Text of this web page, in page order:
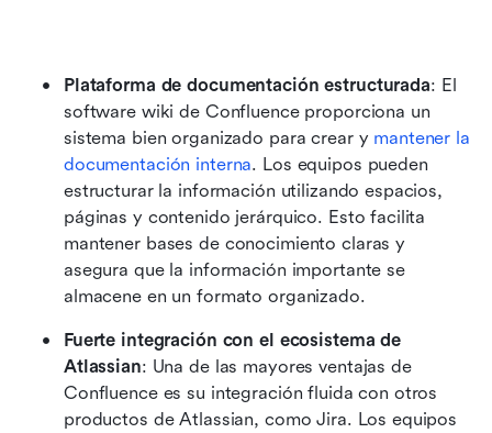
Plataforma de documentación estructurada: El
software wiki de Confluence proporciona un
sistema bien organizado para crear y mantener la
documentación interna. Los equipos pueden
estructurar la información utilizando espacios,
páginas y contenido jerárquico. Esto facilita
mantener bases de conocimiento claras y
asegura que la información importante se
almacene en un formato organizado.
Fuerte integración con el ecosistema de
Atlassian: Una de las mayores ventajas de
Confluence es su integración fluida con otros
productos de Atlassian, como Jira. Los equipos